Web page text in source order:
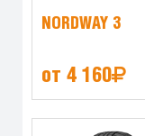
NORDWAY 3
от 4 160